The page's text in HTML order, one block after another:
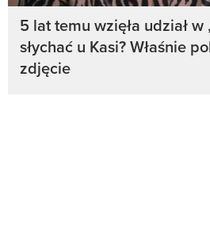
5 lat temu wzięła udział w
słychać u Kasi? Właśnie
zdjęcie